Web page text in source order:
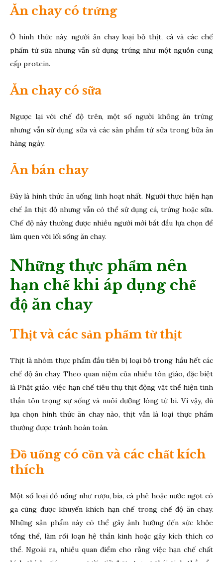
Ăn chay có trứng
Ở hình thức này, người ăn chay loại bỏ thịt, cá và các chế
phẩm từ sữa nhưng vẫn sử dụng trứng như một nguồn cung
cấp protein.
Ăn chay có sữa
Ngược lại với chế độ trên, một số người không ăn trứng
nhưng vẫn sử dụng sữa và các sản phẩm từ sữa trong bữa ăn
hàng ngày.
Ăn bán chay
Đây là hình thức ăn uống linh hoạt nhất. Người thực hiện hạn
chế ăn thịt đỏ nhưng vẫn có thể sử dụng cá, trứng hoặc sữa.
Chế độ này thường được nhiều người mới bắt đầu lựa chọn để
làm quen với lối sống ăn chay.
Những thực phẩm nên
hạn chế khi áp dụng chế
độ ăn chay
Thịt và các sản phẩm từ thịt
Thịt là nhóm thực phẩm đầu tiên bị loại bỏ trong hầu hết các
chế độ ăn chay. Theo quan niệm của nhiều tôn giáo, đặc biệt
là Phật giáo, việc hạn chế tiêu thụ thịt động vật thể hiện tinh
thần tôn trọng sự sống và nuôi dưỡng lòng từ bi. Vì vậy, dù
lựa chọn hình thức ăn chay nào, thịt vẫn là loại thực phẩm
thường được tránh hoàn toàn.
Đồ uống có cồn và các chất kích
thích
Một số loại đồ uống như rượu, bia, cà phê hoặc nước ngọt có
ga cũng được khuyến khích hạn chế trong chế độ ăn chay.
Những sản phẩm này có thể gây ảnh hưởng đến sức khỏe
tổng thể, làm rối loạn hệ thần kinh hoặc gây kích thích cơ
thể. Ngoài ra, nhiều quan điểm cho rằng việc hạn chế chất